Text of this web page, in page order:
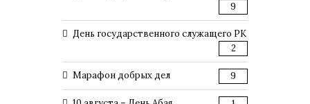
9
День государственного служащего РК
2
Марафон добрых дел 9